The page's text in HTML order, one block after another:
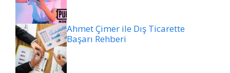
Ahmet Çimer ile Dış Ticarette
Başarı Rehberi